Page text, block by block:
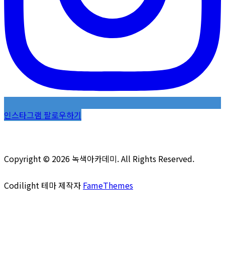
인스타그램 팔로우하기
Copyright © 2026 녹색아카데미. All Rights Reserved.
Codilight 테마 제작자 FameThemes